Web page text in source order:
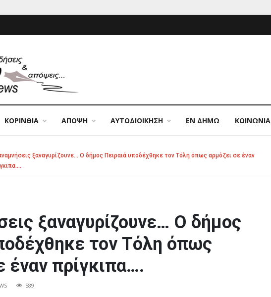
ΚΟΡΙΝΘΙΑ ΑΠΟΨΗ ΑΥΤΟΔΙΟΙΚΗΣΗ ΕΝ ΔΗΜΩ ΚΟΙΝΩΝΙΑ
ξαναγυρίζουνε… Ο δήμος Πειραιά υποδέχθηκε τον Τόλη όπως αρμόζει σε έναν
ξαναγυρίζουνε… Ο δήμος
τον Τόλη όπως
έναν πρίγκιπα….
589